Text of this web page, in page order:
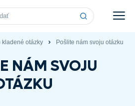
kladené otázky Pošlite nám svoju otázku
NÁM SVOJU